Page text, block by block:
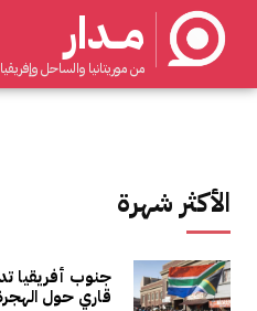
مــدار
من موريتانيا والساحل وإفريقيا
الأكثر شهرة
جنوب أفريقيا
قاري حول